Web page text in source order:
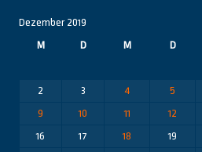
Dezember 2019
M
D M D
2
3 4 5
9
10 11 12
16
17 18 19